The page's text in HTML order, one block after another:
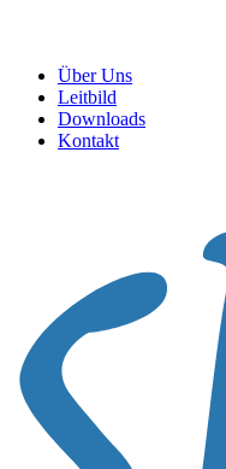
Über Uns
Leitbild
Downloads
Kontakt